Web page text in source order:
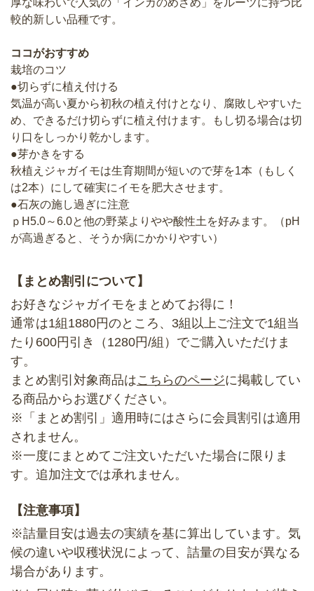
較的新しい品種です。
ココがおすすめ
栽培のコツ
●切らずに植え付ける
気温が高い夏から初秋の植え付けとなり、腐敗しやすいた
め、できるだけ切らずに植え付けます。もし切る場合は切
り口をしっかり乾かします。
●芽かきをする
秋植えジャガイモは生育期間が短いので芽を1本（もしく
は2本）にして確実にイモを肥大させます。
●石灰の施し過ぎに注意
ｐH5.0～6.0と他の野菜よりやや酸性土を好みます。（pH
が高過ぎると、そうか病にかかりやすい）
【まとめ割引について】
お好きなジャガイモをまとめてお得に！
通常は1組1880円のところ、3組以上ご注文で1組当
たり600円引き（1280円/組）でご購入いただけま
す。
まとめ割引対象商品はこちらのページに掲載してい
る商品からお選びください。
※「まとめ割引」適用時にはさらに会員割引は適用
されません。
※一度にまとめてご注文いただいた場合に限りま
す。追加注文では承れません。
【注意事項】
※詰量目安は過去の実績を基に算出しています。気
候の違いや収穫状況によって、詰量の目安が異なる
場合があります。